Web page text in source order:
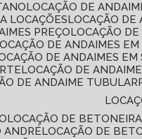
LOCAÇÃO DE
LOCAÇÕES LOCAÇÃO
PREÇO LOCAÇÃO
LOCAÇÃO DE ANDAIMES
DE ANDAIMES
LOCAÇÃO DE
DE ANDAIME TUBULAR
LOCAÇÃO DE
ANDRÉ LOCAÇÃO DE